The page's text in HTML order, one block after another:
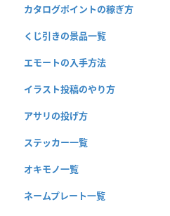
カタログポイントの稼ぎ方
くじ引きの景品一覧
エモートの入手方法
イラスト投稿のやり方
アサリの投げ方
ステッカー一覧
オキモノ一覧
ネームプレート一覧